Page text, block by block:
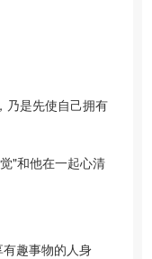
是先使自己拥有
"和他在一起心清
趣事物的人身